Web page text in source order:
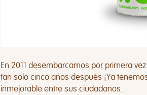
En 2011 desembarcamos por primera
tan solo cinco años después ¡Ya
inmejorable entre sus ciudadanos.